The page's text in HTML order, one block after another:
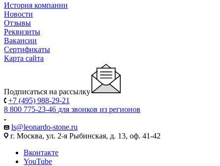
История компании
Новости
Отзывы
Реквизиты
Вакансии
Сертификаты
Карта сайта
Подписаться на рассылку
+7 (495) 988-29-21
8 800 775-23-46 для звонков из регионов
ls@leonardo-stone.ru
г. Москва, ул. 2-я Рыбинская, д. 13, оф. 41-42
Вконтакте
YouTube